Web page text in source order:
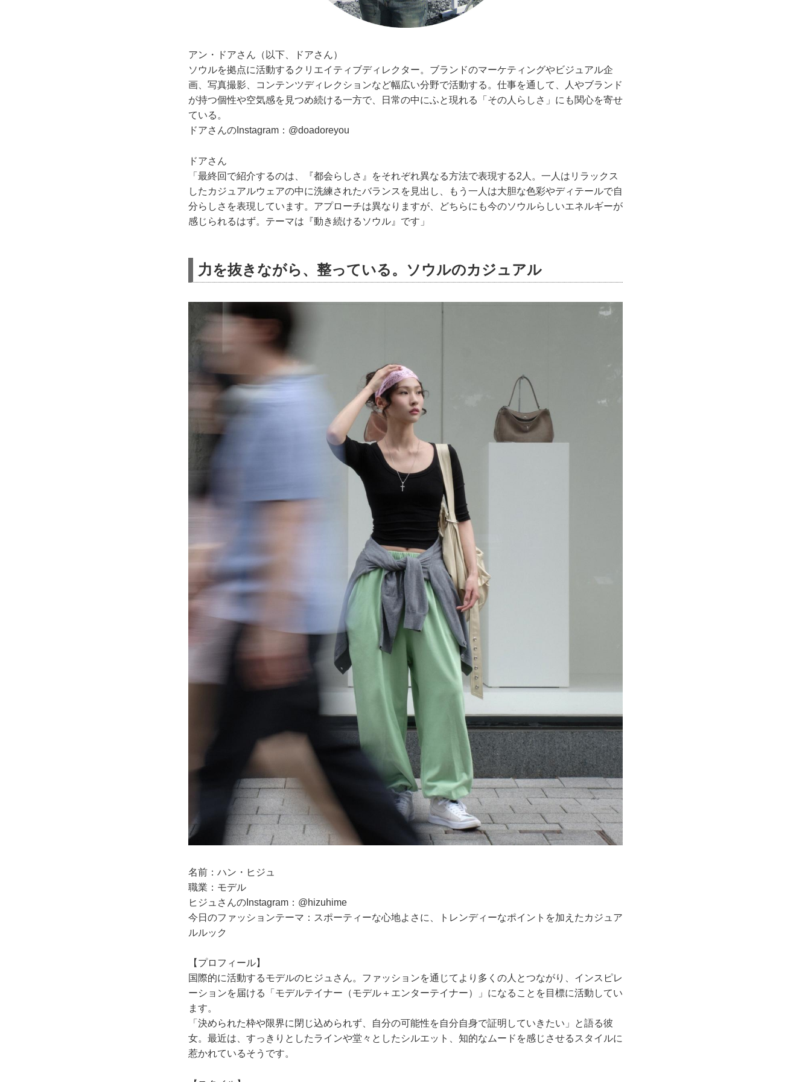
アン・ドアさん（以下、ドアさん）
ソウルを拠点に活動するクリエイティブディレクター。ブランドのマーケティングやビジュアル企
画、写真撮影、コンテンツディレクションなど幅広い分野で活動する。仕事を通して、人やブランド
が持つ個性や空気感を見つめ続ける一方で、日常の中にふと現れる「その人らしさ」にも関心を寄せ
ている。
ドアさんのInstagram：@doadoreyou
ドアさん
「最終回で紹介するのは、『都会らしさ』をそれぞれ異なる方法で表現する2人。一人はリラックス
したカジュアルウェアの中に洗練されたバランスを見出し、もう一人は大胆な色彩やディテールで自
分らしさを表現しています。アプローチは異なりますが、どちらにも今のソウルらしいエネルギーが
感じられるはず。テーマは『動き続けるソウル』です」
力を抜きながら、整っている。ソウルのカジュアル
名前：ハン・ヒジュ
職業：モデル
ヒジュさんのInstagram：@hizuhime
今日のファッションテーマ：スポーティーな心地よさに、トレンディーなポイントを加えたカジュア
ルルック
【プロフィール】
国際的に活動するモデルのヒジュさん。ファッションを通じてより多くの人とつながり、インスピレ
ーションを届ける「モデルテイナー（モデル＋エンターテイナー）」になることを目標に活動してい
ます。
「決められた枠や限界に閉じ込められず、自分の可能性を自分自身で証明していきたい」と語る彼
女。最近は、すっきりとしたラインや堂々としたシルエット、知的なムードを感じさせるスタイルに
惹かれているそうです。